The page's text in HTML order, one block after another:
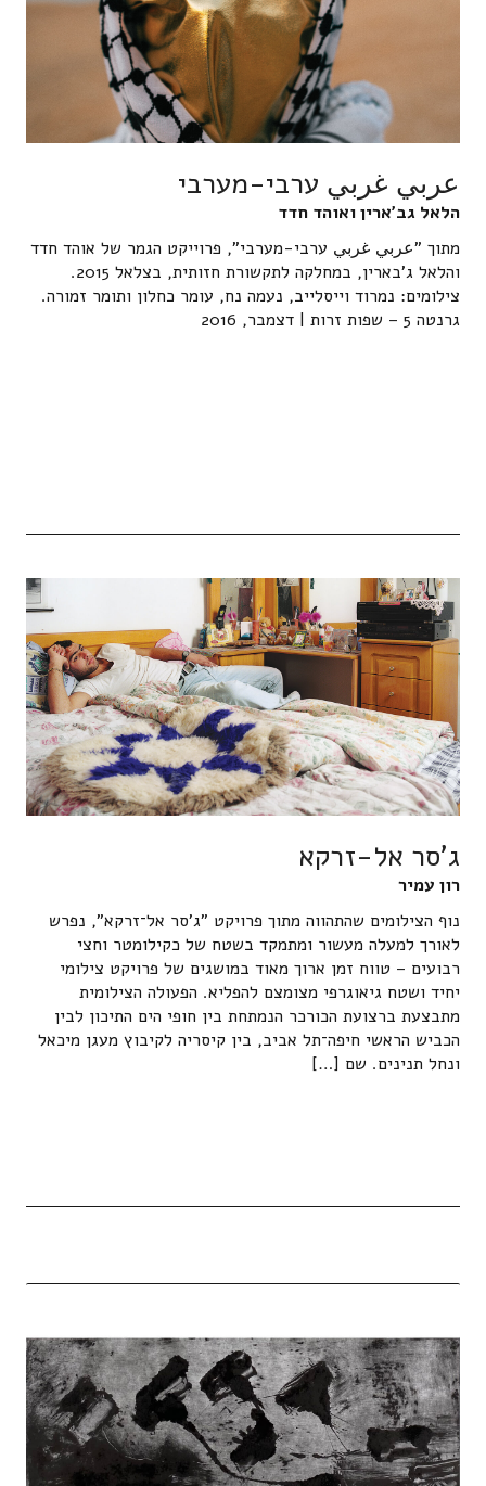
عربي غربي ערבי-מערבי
הלאל גב'ארין ואוהד חדד
מתוך "عربي غربي ערבי-מערבי", פרוייקט הגמר של אוהד חדד
והלאל ג'בארין, במחלקה לתקשורת חזותית, בצלאל 2015.
צילומים: נמרוד וייסלייב, נעמה נח, עומר כחלון ותומר זמורה.
גרנטה 5 – שפות זרות | דצמבר, 2016
ג'סר אל-זרקא
רון עמיר
נוף הצילומים שהתהווה מתוך פרויקט "ג'סר אל־זרקא", נפרש
לאורך למעלה מעשור ומתמקד בשטח של כקילומטר וחצי
רבועים – טווח זמן ארוך מאוד במושגים של פרויקט צילומי
יחיד ושטח גיאוגרפי מצומצם להפליא. הפעולה הצילומית
מתבצעת ברצועת הכורכר הנמתחת בין חופי הים התיכון לבין
הכביש הראשי חיפה־תל אביב, בין קיסריה לקיבוץ מעגן מיכאל
ונחל תנינים. שם […]